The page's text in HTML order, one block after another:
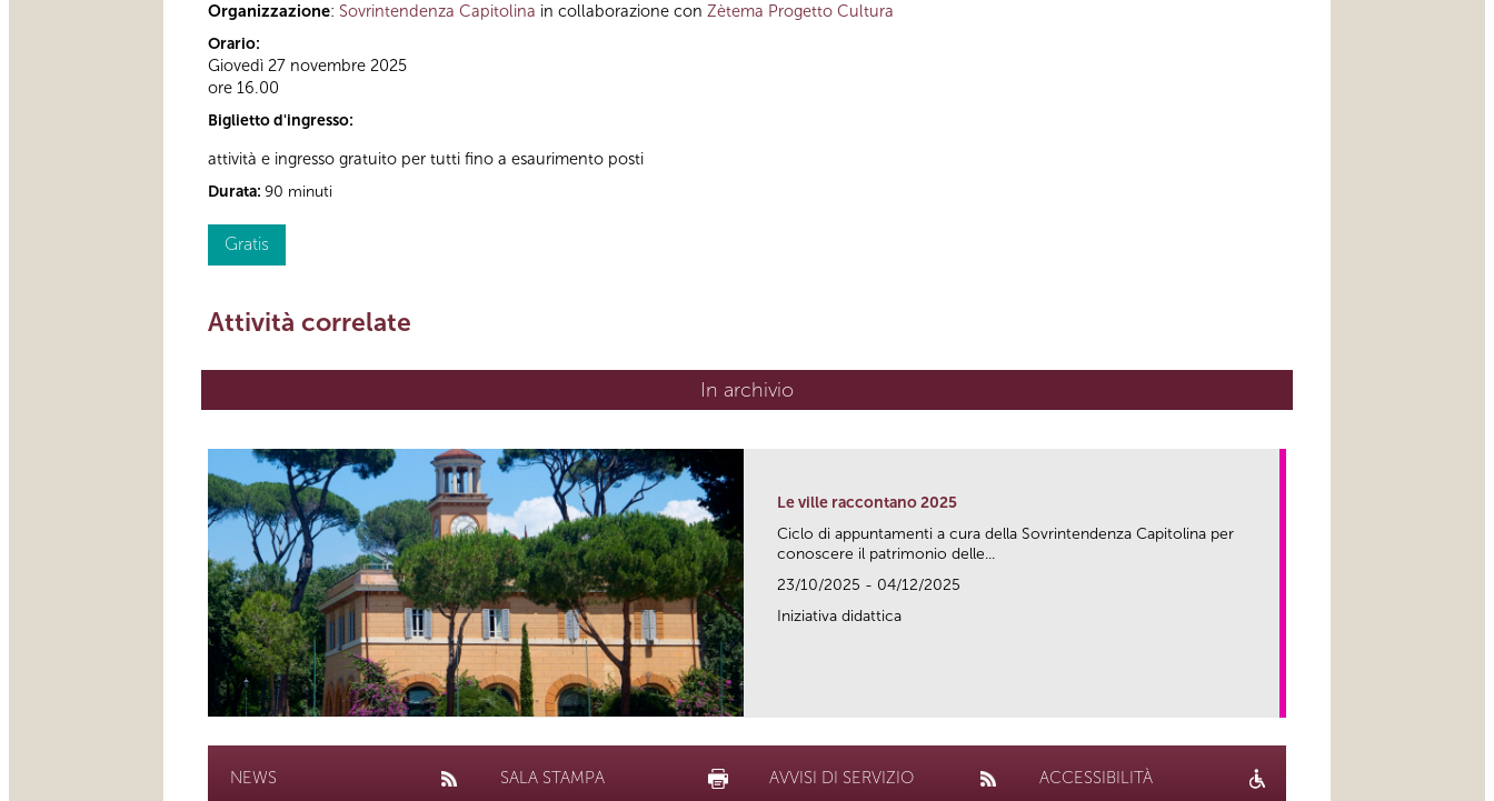
Organizzazione: Sovrintendenza Capitolina in collaborazione con Zètema Progetto Cultura
Orario:
Giovedì 27 novembre 2025
ore 16.00
Biglietto d'ingresso:
attività e ingresso gratuito per tutti fino a esaurimento posti
Durata: 90 minuti
Gratis
Attività correlate
In archivio
Le ville raccontano 2025
Ciclo di appuntamenti a cura della Sovrintendenza Capitolina per
conoscere il patrimonio delle...
23/10/2025 - 04/12/2025
Iniziativa didattica
NEWS SALA STAMPA AVVISI DI SERVIZIO ACCESSIBILITÀ